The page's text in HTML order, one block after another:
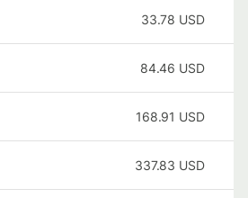
33.78 USD
84.46 USD
168.91 USD
337.83 USD